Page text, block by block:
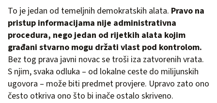
To je jedan od temeljnih demokratskih alata. Pravo na
pristup informacijama nije administrativna
procedura, nego jedan od rijetkih alata kojim
građani stvarno mogu držati vlast pod kontrolom.
Bez tog prava javni novac se troši iza zatvorenih vrata.
S njim, svaka odluka – od lokalne ceste do milijunskih
ugovora – može biti predmet provjere. Upravo zato ono
često otkriva ono što bi inače ostalo skriveno.